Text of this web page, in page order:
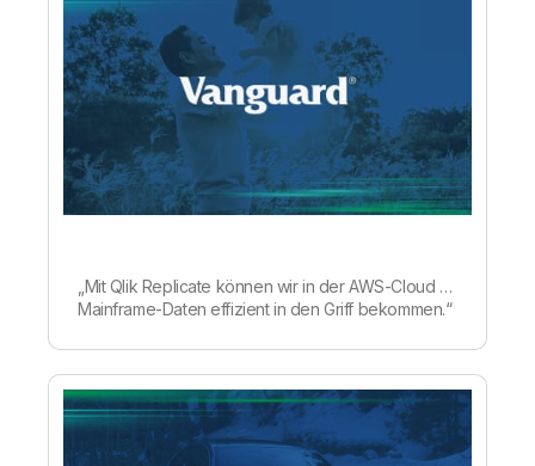
„Mit Qlik Replicate können wir in der AWS-Cloud …
Mainframe-Daten effizient in den Griff bekommen.“